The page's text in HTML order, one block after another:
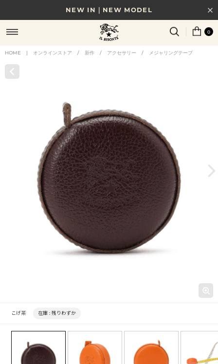
NEW IN｜NEW MODEL
8/17(月)10時まで｜税込11,000円以上で送料無料
贈る相手やシーンから選べる、新しいギフトガイド
0
HOME | オンラインストア / 新作 / アクセサリー / メジャリングテープ
こげ茶 在庫 : 残りわずか